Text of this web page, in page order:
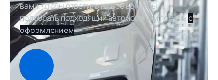
вами, чтобы ответить на все вопросы,
подобрать подходящий автомобиль и помочьс
оформлением